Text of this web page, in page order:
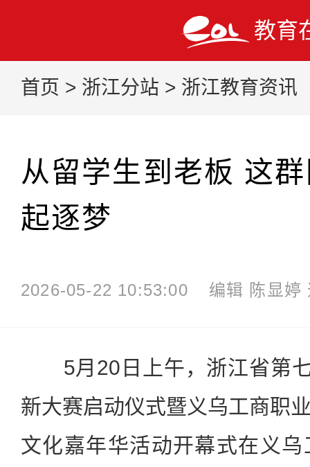
教育
首页 > 浙江分站 > 浙江教育资讯
从留学生到老板 这群
起逐梦
2026-05-22 10:53:00 编辑 陈显婷
5月20日上午，浙江省第七
新大赛启动仪式暨义乌工商职
文化嘉年华活动开幕式在义